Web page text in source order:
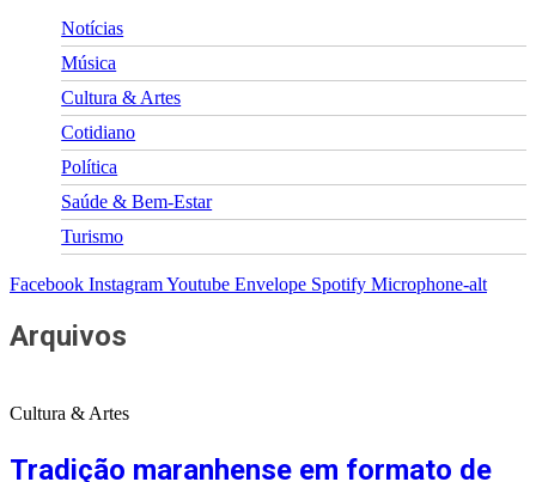
Notícias
Música
Cultura & Artes
Cotidiano
Política
Saúde & Bem-Estar
Turismo
Facebook InstagramYoutube Envelope Spotify Microphone-alt
Arquivos
Cultura & Artes
Tradição maranhense em formato de